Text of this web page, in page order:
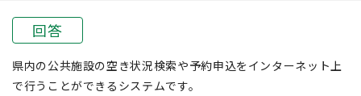
回答
県内の公共施設の空き状況検索や予約申込をインターネット上
で行うことができるシステムです。